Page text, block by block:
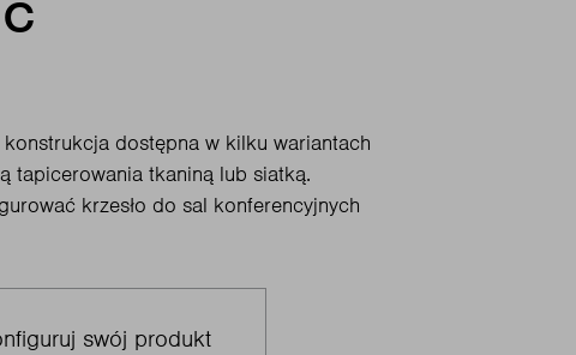
dostępna w kilku wariantach
tapicerowania tkaniną lub siatką.
krzesło do sal konferencyjnych
swój produkt